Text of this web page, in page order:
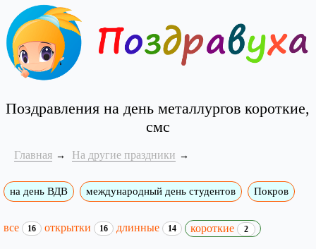
Поздравления на день металлургов короткие,
смс
Главная На другие праздники
на день ВДВ международный день студентов Покров
все 16 открытки 16 длинные 14 короткие 2